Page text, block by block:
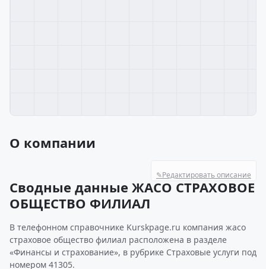
О компании
✎Редактировать описание
Сводные данные ЖАСО СТРАХОВОЕ
ОБЩЕСТВО ФИЛИАЛ
В телефонном справочнике Kurskpage.ru компания жасо
страховое общество филиал расположена в разделе
«Финансы и страхование», в рубрике Страховые услуги под
номером 41305.